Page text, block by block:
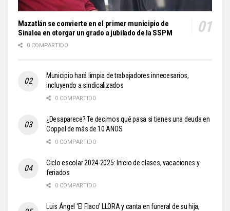
Mazatlán se convierte en el primer municipio de
Sinaloa en otorgar un grado a jubilado de la SSPM
0 COMPARTIDO
Municipio hará limpia de trabajadores innecesarios,
incluyendo a sindicalizados
0 COMPARTIDO
¿Desaparece? Te decimos qué pasa si tienes una deuda en
Coppel de más de 10 AÑOS
0 COMPARTIDO
Ciclo escolar 2024-2025: Inicio de clases, vacaciones y
feriados
0 COMPARTIDO
Luis Ángel ‘El Flaco’ LLORA y canta en funeral de su hija,